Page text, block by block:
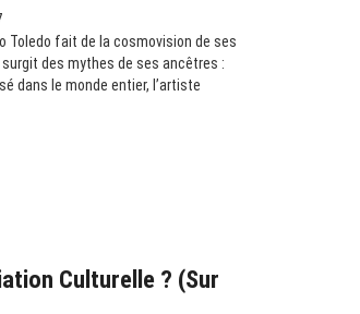
Toledo fait de la cosmovision de ses
des mythes de ses ancêtres :
dans le monde entier, l’artiste
Culturelle ? (sur